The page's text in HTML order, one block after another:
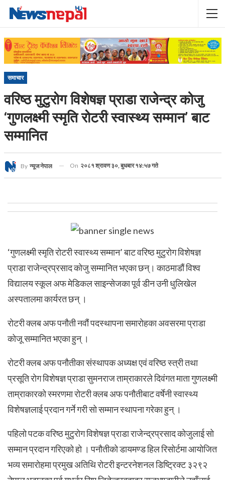
समाचार
वरिष्ठ मुटुरोग विशेषज्ञ प्राडा राजेन्द्र कोजु
‘गुणलक्ष्मी स्मृति रोटरी स्वास्थ्य सम्मान’ बाट
सम्मानित
By न्यूज नेपाल On २०८१ श्रावण ३०, बुधबार १४:५७ गते
‘गुणलक्ष्मी स्मृति रोटरी स्वास्थ्य सम्मान’ बाट वरिष्ठ मुटुरोग विशेषज्ञ
प्राडा राजेन्द्रप्रसाद कोजु सम्मानित भएका छन्। काठमाडौं विश्व
विद्यालय स्कूल अफ मेडिकल साइन्सेजका पूर्व डीन उनी धुलिखेल
अस्पतालमा कार्यरत छन् ।
रोटरी क्लब अफ पनौती नवौं पदस्थापना समारोहका अवसरमा प्राडा
कोजू सम्मानित भएका हुन् ।
रोटरी क्लब अफ पनौतीका संस्थापक अध्यक्ष एवं वरिष्ठ स्त्री तथा
प्रसूति रोग विशेषज्ञ प्राडा सुमनराज ताम्राकारले दिवंगत माता गुणलक्ष्मी
ताम्राकारको स्मरणमा रोटरी क्लब अफ पनौतीबाट वर्षेनी स्वास्थ्य
विशेषज्ञलाई प्रदान गर्ने गरी सो सम्मान स्थापना गरेका हुन् ।
पहिलो पटक वरिष्ठ मुटुरोग विशेषज्ञ प्राडा राजेन्द्रप्रसाद कोजुलाई सो
सम्मान प्रदान गरिएको हो । पनौतीको डायमण्ड हिल रिसोर्टमा आयोजित
भव्य समारोहमा प्रमुख अतिथि रोटरी इन्टरनेशनल डिष्ट्रिक्ट ३२९२